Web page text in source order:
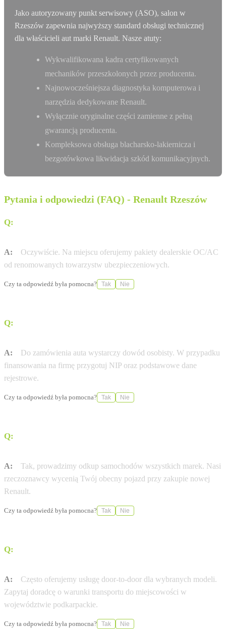
Jako autoryzowany punkt serwisowy (ASO), salon w
Rzeszów zapewnia najwyższy standard obsługi technicznej
dla właścicieli aut marki Renault. Nasze atuty:
Wykwalifikowana kadra certyfikowanych
mechaników przeszkolonych przez producenta.
Najnowocześniejsza diagnostyka komputerowa i
narzędzia dedykowane Renault.
Wyłącznie oryginalne części zamienne z pełną
gwarancją producenta.
Kompleksowa obsługa blacharsko-lakiernicza i
bezgotówkowa likwidacja szkód komunikacyjnych.
Pytania i odpowiedzi (FAQ) - Renault Rzeszów
Q:
A:
Oczywiście. Na miejscu oferujemy pakiety dealerskie OC/AC
od renomowanych towarzystw ubezpieczeniowych.
Czy ta odpowiedź była pomocna? Tak Nie
Q:
A:
Do zamówienia auta wystarczy dowód osobisty. W przypadku
finansowania na firmę przygotuj NIP oraz podstawowe dane
rejestrowe.
Czy ta odpowiedź była pomocna? Tak Nie
Q:
A:
Tak, prowadzimy odkup samochodów wszystkich marek. Nasi
rzeczoznawcy wycenią Twój obecny pojazd przy zakupie nowej
Renault.
Czy ta odpowiedź była pomocna? Tak Nie
Q:
A:
Często oferujemy usługę door-to-door dla wybranych modeli.
Zapytaj doradcę o warunki transportu do miejscowości w
województwie podkarpackie.
Czy ta odpowiedź była pomocna? Tak Nie